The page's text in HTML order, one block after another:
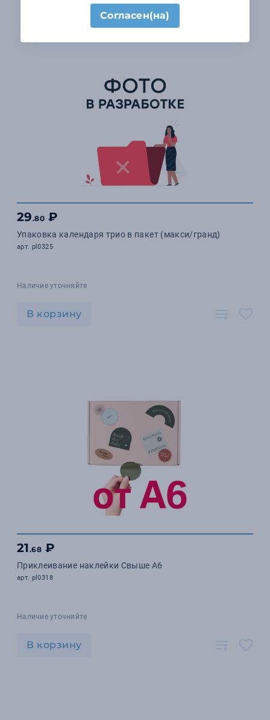
29.80 ₽
Упаковка календаря трио в пакет (макси/гранд)
арт. pl0325
Наличие уточняйте
В корзину
21.68 ₽
Приклеивание наклейки Свыше А6
арт. pl0318
Наличие уточняйте
В корзину
Согласен(на)